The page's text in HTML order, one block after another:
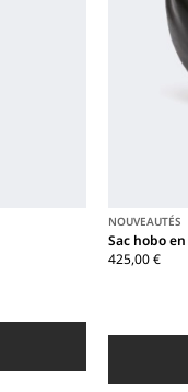
NOUVEAUTÉS
Sac hobo
425,00 €